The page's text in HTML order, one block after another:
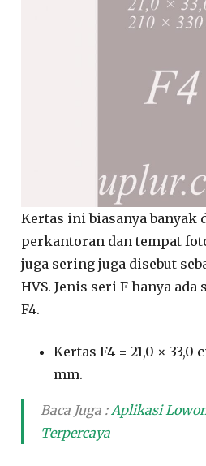
Kertas ini biasanya banyak
perkantoran dan tempat
juga sering juga disebut
HVS. Jenis seri F hanya
F4.
Kertas F4 = 21,0 × 33,0
mm.
Baca Juga :Aplikasi
Terpercaya